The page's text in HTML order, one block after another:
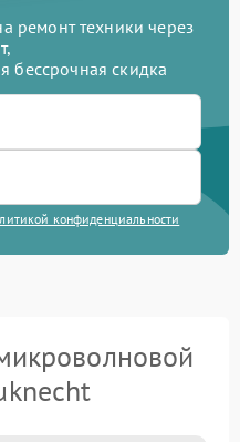
ремонт техники через
бессрочная скидка
конфиденциальности